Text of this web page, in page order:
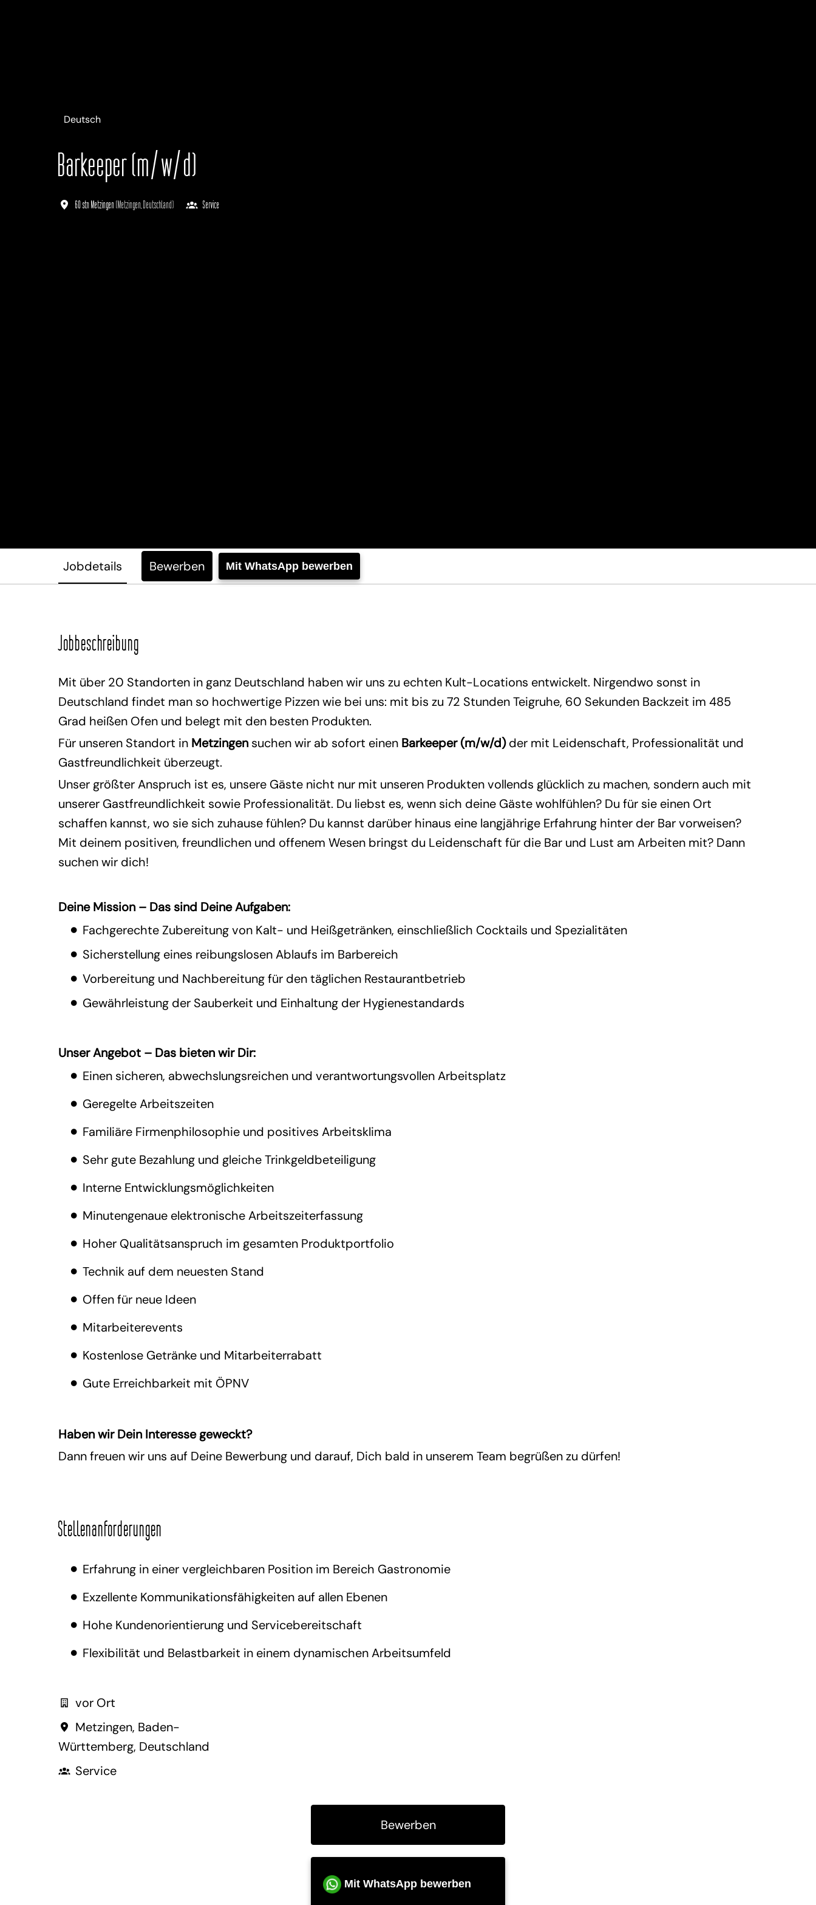
Deutsch
Barkeeper (m/w/d)
60 stn Metzingen Metzingen Deutschland) Service
Jobdetails Bewerben Mit WhatsApp bewerben
Jobbeschreibung
Mit über 20 Standorten in ganz Deutschland haben wir uns zu echten Kult-Locations entwickelt. Nirgendwo sonst in
Deutschland findet man so hochwertige Pizzen wie bei uns: mit bis zu 72 Stunden Teigruhe, 60 Sekunden Backzeit im 485
Grad heißen Ofen und belegt mit den besten Produkten.
Für unseren Standort in Metzingen suchen wir ab sofort einen Barkeeper (m/w/d)der mit Leidenschaft, Professionalität und
Gastfreundlichkeit überzeugt.
Unser größter Anspruch ist es, unsere Gäste nicht nur mit unseren Produkten vollends glücklich zu machen, sondern auch mit
unserer Gastfreundlichkeit sowie Professionalität. Du liebst es, wenn sich deine Gäste wohlfühlen? Du für sie einen Ort
schaffen kannst, wo sie sich zuhause fühlen? Du kannst darüber hinaus eine langjährige Erfahrung hinter der Bar vorweisen?
Mit deinem positiven, freundlichen und offenem Wesen bringst du Leidenschaft für die Bar und Lust am Arbeiten mit? Dann
suchen wir dich!
Deine Mission – Das sind Deine Aufgaben:
Fachgerechte Zubereitung von Kalt- und Heißgetränken, einschließlich Cocktails und Spezialitäten
Sicherstellung eines reibungslosen Ablaufs im Barbereich
Vorbereitung und Nachbereitung für den täglichen Restaurantbetrieb
Gewährleistung der Sauberkeit und Einhaltung der Hygienestandards
Unser Angebot – Das bieten wir Dir:
Einen sicheren, abwechslungsreichen und verantwortungsvollen Arbeitsplatz
Geregelte Arbeitszeiten
Familiäre Firmenphilosophie und positives Arbeitsklima
Sehr gute Bezahlung und gleiche Trinkgeldbeteiligung
Interne Entwicklungsmöglichkeiten
Minutengenaue elektronische Arbeitszeiterfassung
Hoher Qualitätsanspruch im gesamten Produktportfolio
Technik auf dem neuesten Stand
Offen für neue Ideen
Mitarbeiterevents
Kostenlose Getränke und Mitarbeiterrabatt
Gute Erreichbarkeit mit ÖPNV
Haben wir Dein Interesse geweckt?
Dann freuen wir uns auf Deine Bewerbung und darauf, Dich bald in unserem Team begrüßen zu dürfen!
Stellenanforderungen
Erfahrung in einer vergleichbaren Position im Bereich Gastronomie
Exzellente Kommunikationsfähigkeiten auf allen Ebenen
Hohe Kundenorientierung und Servicebereitschaft
Flexibilität und Belastbarkeit in einem dynamischen Arbeitsumfeld
vor Ort
Metzingen, Baden-
Württemberg, Deutschland
Service
Bewerben
Mit WhatsApp bewerben